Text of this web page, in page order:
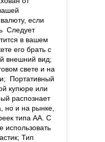
если
Следует
в вашем
его брать с
внешний вид;
свете и на
Портативный
купюре или
распознает
но и на рынке,
типа АА. С
использовать
Тип